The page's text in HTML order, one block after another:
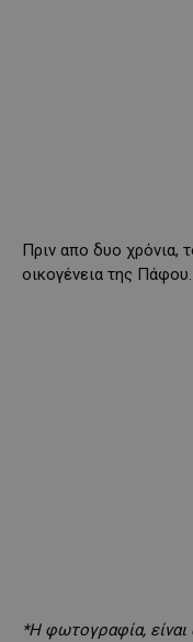
Πριν απο δυο χρόνια,
οικογένεια της Πάφου.
*Η φωτογραφία,